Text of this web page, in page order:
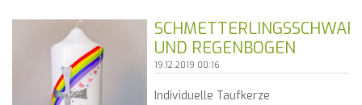
UND REGENBOGEN
19.12.2019 00:16
Individuelle Taufkerze